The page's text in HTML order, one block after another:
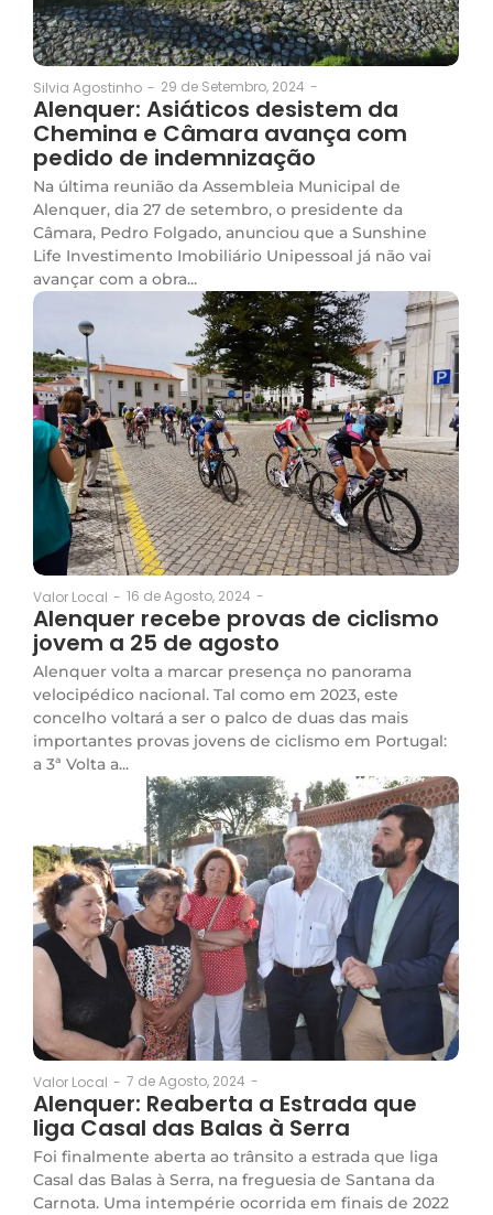
Silvia Agostinho - 29 de Setembro, 2024 -
Alenquer: Asiáticos desistem da
Chemina e Câmara avança com
pedido de indemnização
Na última reunião da Assembleia Municipal de
Alenquer, dia 27 de setembro, o presidente da
Câmara, Pedro Folgado, anunciou que a Sunshine
Life Investimento Imobiliário Unipessoal já não vai
avançar com a obra...
Valor Local - 16 de Agosto, 2024 -
Alenquer recebe provas de ciclismo
jovem a 25 de agosto
Alenquer volta a marcar presença no panorama
velocipédico nacional. Tal como em 2023, este
concelho voltará a ser o palco de duas das mais
importantes provas jovens de ciclismo em Portugal:
a 3ª Volta a...
Valor Local - 7 de Agosto, 2024 -
Alenquer: Reaberta a Estrada que
liga Casal das Balas à Serra
Foi finalmente aberta ao trânsito a estrada que liga
Casal das Balas à Serra, na freguesia de Santana da
Carnota. Uma intempérie ocorrida em finais de 2022